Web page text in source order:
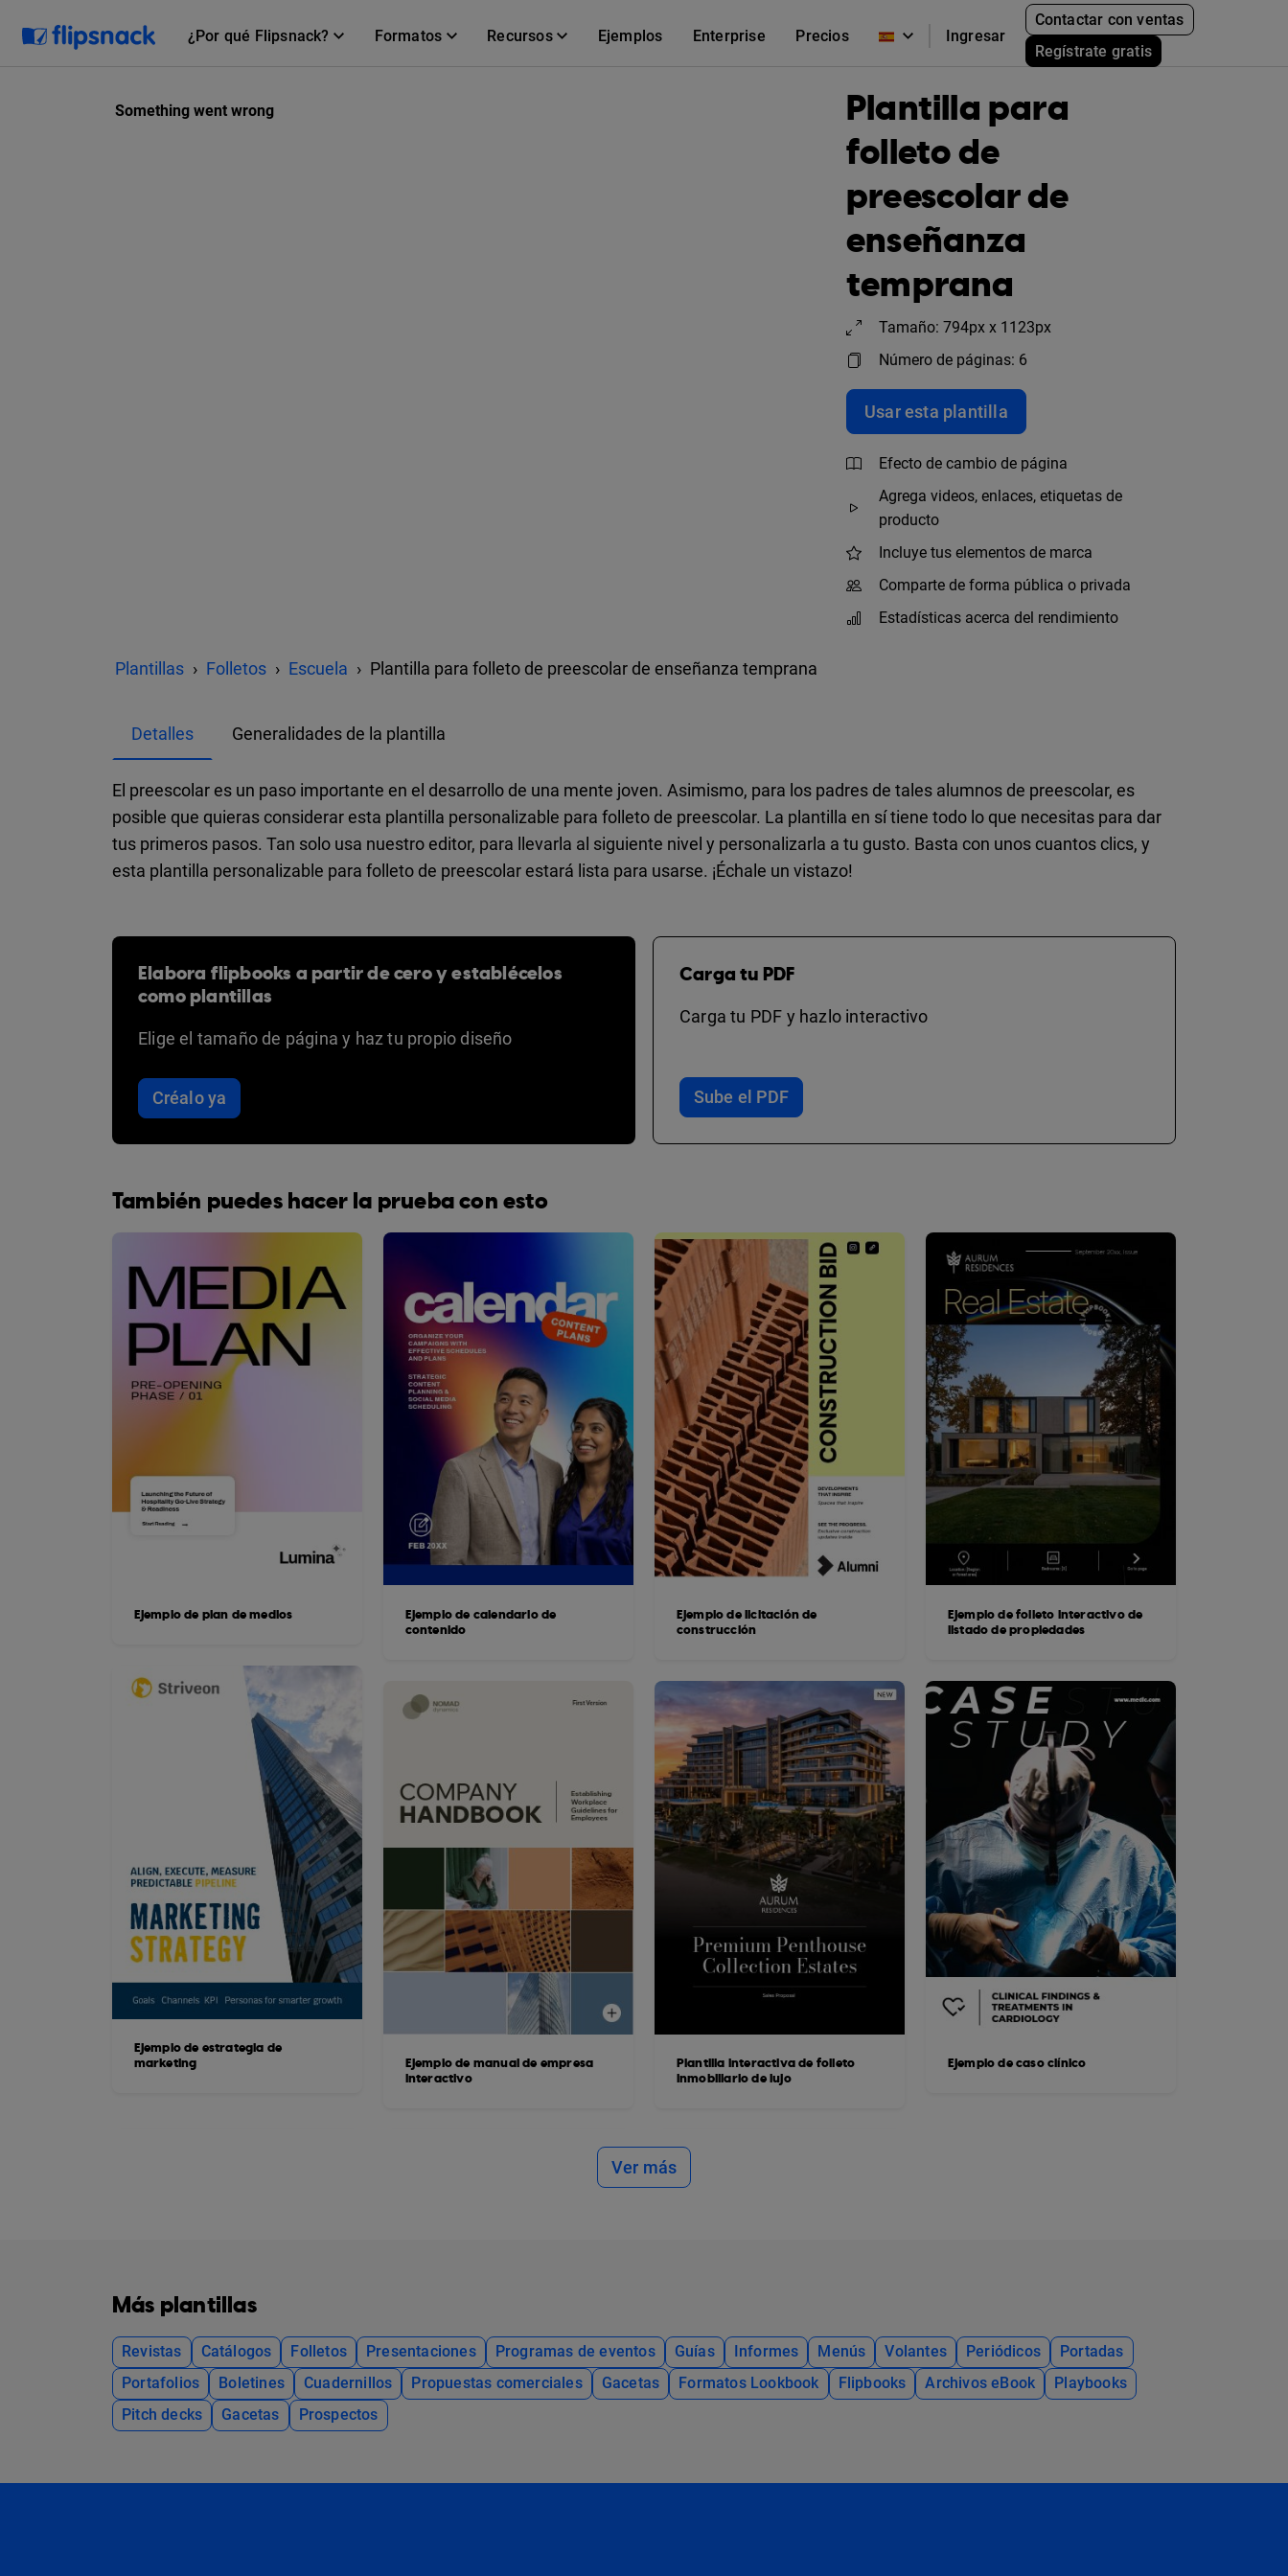
¿Por qué Flipsnack? Formatos Recursos Ejemplos Enterprise Precios Ingresar
Contactar con ventas
Regístrate gratis
Plantilla para
folleto de
preescolar de
enseñanza
temprana
Tamaño: 794px x 1123px
Número de páginas: 6
Usar esta plantilla
Efecto de cambio de página
Agrega videos, enlaces, etiquetas de
producto
Incluye tus elementos de marca
Comparte de forma pública o privada
Estadísticas acerca del rendimiento
Plantillas Folletos Escuela Plantilla para folleto de preescolar de enseñanza temprana
Detalles Generalidades de la plantilla
El preescolar es un paso importante en el desarrollo de una mente joven. Asimismo, para los padres de tales alumnos de preescolar, es
posible que quieras considerar esta plantilla personalizable para folleto de preescolar. La plantilla en sí tiene todo lo que necesitas para dar
tus primeros pasos. Tan solo usa nuestro editor, para llevarla al siguiente nivel y personalizarla a tu gusto. Basta con unos cuantos clics, y
esta plantilla personalizable para folleto de preescolar estará lista para usarse. ¡Échale un vistazo!
Elabora flipbooks a partir de cero y establécelos
como plantillas
Elige el tamaño de página y haz tu propio diseño
Créalo ya
Carga tu PDF
Carga tu PDF y hazlo interactivo
Sube el PDF
También puedes hacer la prueba con esto
Ejemplo de plan de medios
Ejemplo de estrategia de
marketing
Ejemplo de calendario de
contenido
Ejemplo de manual de empresa
interactivo
Ejemplo de licitación de
construcción
Plantilla interactiva de folleto
inmobiliario de lujo
Ejemplo de folleto interactivo de
listado de propiedades
Ejemplo de caso clínico
Ver más
Más plantillas
Revistas Catálogos Folletos Presentaciones Programas de eventos Guías Informes Menús Volantes Periódicos
Portadas
Portafolios
Boletines Cuadernillos Propuestas comerciales Gacetas Formatos Lookbook Flipbooks Archivos eBook
Playbooks
Pitch decks
Gacetas Prospectos